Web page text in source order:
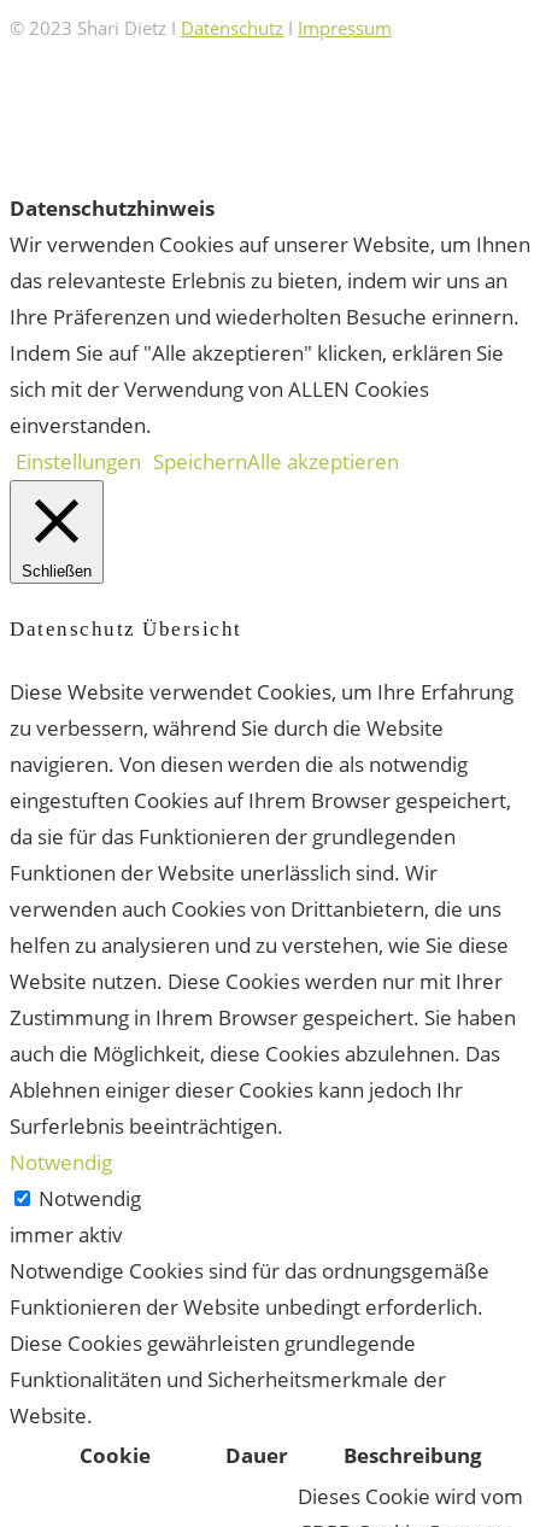
© 2023 Shari Dietz I Datenschutz I Impressum
Datenschutzhinweis
Wir verwenden Cookies auf unserer Website, um Ihnen
das relevanteste Erlebnis zu bieten, indem wir uns an
Ihre Präferenzen und wiederholten Besuche erinnern.
Indem Sie auf "Alle akzeptieren" klicken, erklären Sie
sich mit der Verwendung von ALLEN Cookies
einverstanden.
Einstellungen SpeichernAlle akzeptieren
Schließen
Datenschutz Übersicht
Diese Website verwendet Cookies, um Ihre Erfahrung
zu verbessern, während Sie durch die Website
navigieren. Von diesen werden die als notwendig
eingestuften Cookies auf Ihrem Browser gespeichert,
da sie für das Funktionieren der grundlegenden
Funktionen der Website unerlässlich sind. Wir
verwenden auch Cookies von Drittanbietern, die uns
helfen zu analysieren und zu verstehen, wie Sie diese
Website nutzen. Diese Cookies werden nur mit Ihrer
Zustimmung in Ihrem Browser gespeichert. Sie haben
auch die Möglichkeit, diese Cookies abzulehnen. Das
Ablehnen einiger dieser Cookies kann jedoch Ihr
Surferlebnis beeinträchtigen.
Notwendig
Notwendig
immer aktiv
Notwendige Cookies sind für das ordnungsgemäße
Funktionieren der Website unbedingt erforderlich.
Diese Cookies gewährleisten grundlegende
Funktionalitäten und Sicherheitsmerkmale der
Website.
Cookie
Dauer Beschreibung
Dieses Cookie wird vom